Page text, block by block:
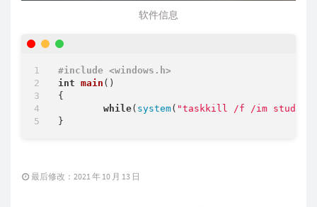
软件信息
#include <windows.h>
int main ()
{
while( system( "taskkill /f /im
最后修改：2021 年 10 月 13 日